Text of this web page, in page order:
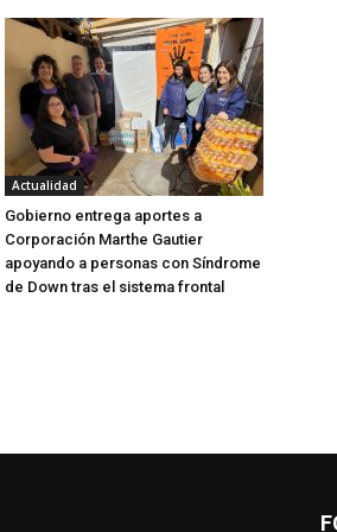
Actualidad
Gobierno entrega aportes a
Corporación Marthe Gautier
apoyando a personas con Síndrome
de Down tras el sistema frontal